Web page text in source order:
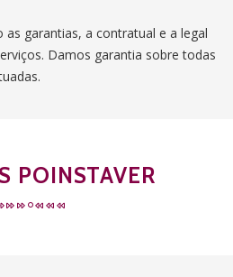
garantias, a contratual e a legal
Damos garantia sobre todas
POINSTAVER